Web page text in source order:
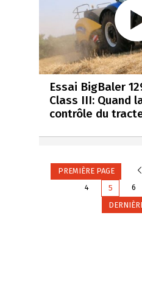
Essai BigBaler
Class III: Quand
contrôle du
PREMIÈRE PAGE
4
5 6